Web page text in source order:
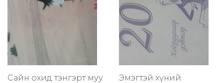
Сайн охид тэнгэрт муу
Эмэгтэй хүний